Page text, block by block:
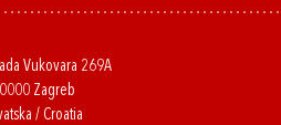
Vukovara 269A
Zagreb
/ Croatia